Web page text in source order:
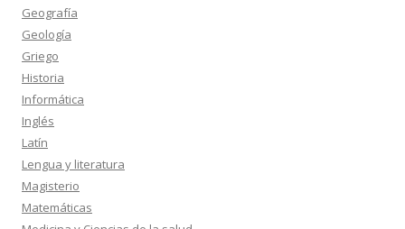
Geografía
Geología
Griego
Historia
Informática
Inglés
Latín
Lengua y literatura
Magisterio
Matemáticas